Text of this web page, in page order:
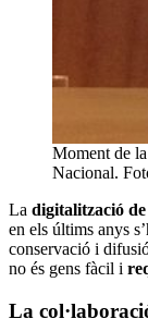
Moment de
Nacional.
La digitalització de
en els últims anys
conservació i
no és gens fàcil i
La